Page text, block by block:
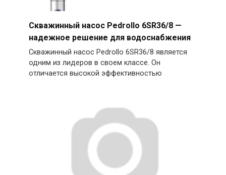
Скважинный насос Pedrollo 6SR36/8 —
надежное решение для водоснабжения
Скважинный насос Pedrollo 6SR36/8 является
одним из лидеров в своем классе. Он
отличается высокой эффективностью